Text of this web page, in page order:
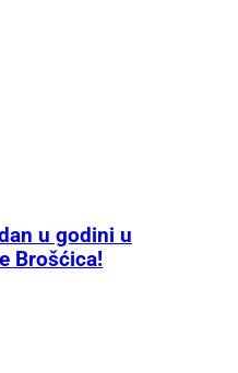
u godini u
Brošćica!